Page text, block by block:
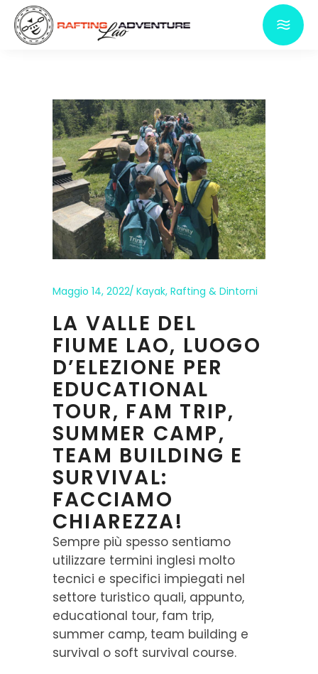
Maggio 14, 2022 Kayak, Rafting & Dintorni
LA VALLE DEL
FIUME LAO, LUOGO
D’ELEZIONE PER
EDUCATIONAL
TOUR, FAM TRIP,
SUMMER CAMP,
TEAM BUILDING E
SURVIVAL:
FACCIAMO
CHIAREZZA!
Sempre più spesso sentiamo
utilizzare termini inglesi molto
tecnici e specifici impiegati nel
settore turistico quali, appunto,
educational tour, fam trip,
summer camp, team building e
survival o soft survival course.